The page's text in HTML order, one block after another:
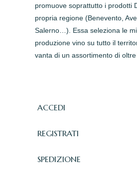
promuove soprattutto i prodotti
propria regione (Benevento,
Salerno…). Essa seleziona le
produzione vino su tutto il
vanta di un assortimento di
ACCEDI
REGISTRATI
SPEDIZIONE